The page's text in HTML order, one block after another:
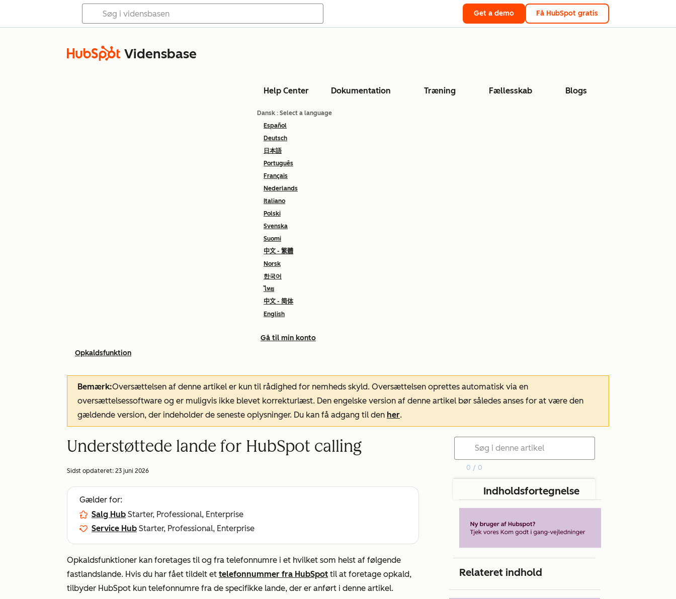
Get a demo Få HubSpot gratis
Vidensbase
Help Center Dokumentation Træning Fællesskab Blogs
Dansk : Select a language
Español
Deutsch
日本語
Português
Français
Nederlands
Italiano
Polski
Svenska
Suomi
中文 - 繁體
Norsk
한국어
ไทย
中文 - 简体
English
Gå til min konto
Opkaldsfunktion
Bemærk:Oversættelsen af denne artikel er kun til rådighed for nemheds skyld. Oversættelsen oprettes automatisk via en
oversættelsessoftware og er muligvis ikke blevet korrekturlæst. Den engelske version af denne artikel bør således anses for at være den
gældende version, der indeholder de seneste oplysninger. Du kan få adgang til den her.
Understøttede lande for HubSpot calling
Sidst opdateret: 23 juni 2026
Gælder for:
Salg Hub Starter, Professional, Enterprise
Service Hub Starter, Professional, Enterprise
Opkaldsfunktioner kan foretages til og fra telefonnumre i et hvilket som helst af følgende
fastlandslande. Hvis du har fået tildelt et telefonnummer fra HubSpot til at foretage opkald,
tilbyder HubSpot kun telefonnumre fra de specifikke lande, der er anført i denne artikel.
0 / 0
Indholdsfortegnelse
Relateret indhold